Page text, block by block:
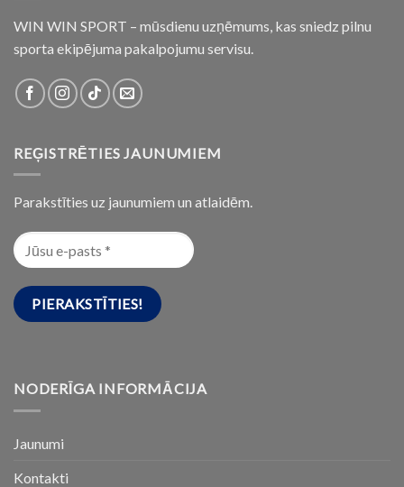
WIN WIN SPORT – mūsdienu uzņēmums, kas sniedz pilnu
sporta ekipējuma pakalpojumu servisu.
REĢISTRĒTIES JAUNUMIEM
Parakstīties uz jaunumiem un atlaidēm.
NODERĪGA INFORMĀCIJA
Jaunumi
Kontakti